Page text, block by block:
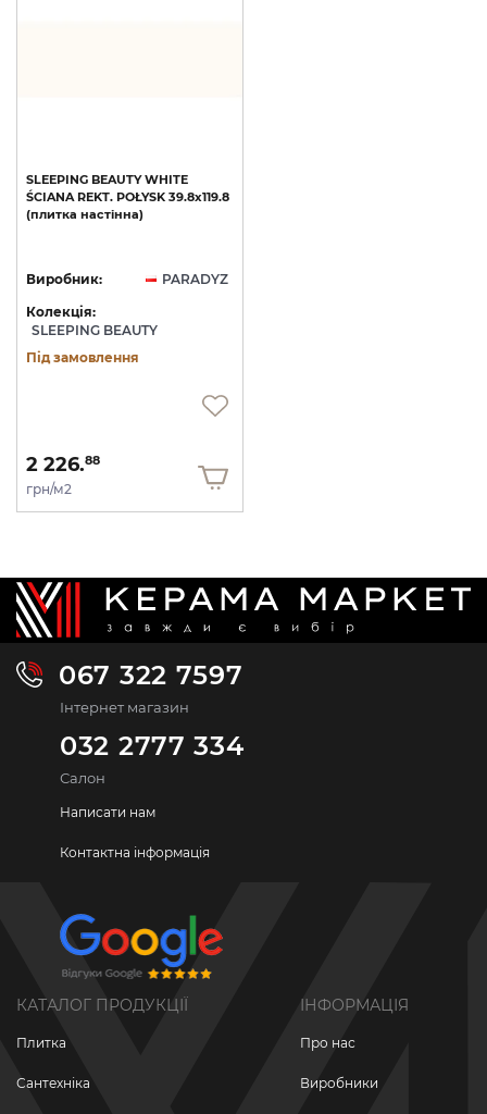
SLEEPING BEAUTY WHITE
ŚCIANA REKT. POŁYSK 39.8х119.8
(плитка настінна)
Виробник:
PARADYZ
Колекція:
SLEEPING BEAUTY
Під замовлення
2 226.88
грн/м2
067 322 7597
Інтернет магазин
032 2777 334
Салон
Написати нам
Контактна інформація
КАТАЛОГ ПРОДУКЦІЇ
Плитка
Сантехніка
ІНФОРМАЦІЯ
Про нас
Виробники